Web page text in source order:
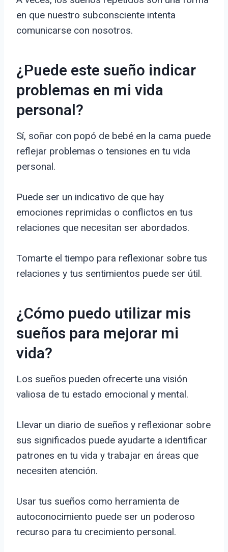
en que nuestro subconsciente intenta
comunicarse con nosotros.
¿Puede este sueño indicar
problemas en mi vida
personal?
Sí, soñar con popó de bebé en la cama puede
reflejar problemas o tensiones en tu vida
personal.
Puede ser un indicativo de que hay
emociones reprimidas o conflictos en tus
relaciones que necesitan ser abordados.
Tomarte el tiempo para reflexionar sobre tus
relaciones y tus sentimientos puede ser útil.
¿Cómo puedo utilizar mis
sueños para mejorar mi
vida?
Los sueños pueden ofrecerte una visión
valiosa de tu estado emocional y mental.
Llevar un diario de sueños y reflexionar sobre
sus significados puede ayudarte a identificar
patrones en tu vida y trabajar en áreas que
necesiten atención.
Usar tus sueños como herramienta de
autoconocimiento puede ser un poderoso
recurso para tu crecimiento personal.